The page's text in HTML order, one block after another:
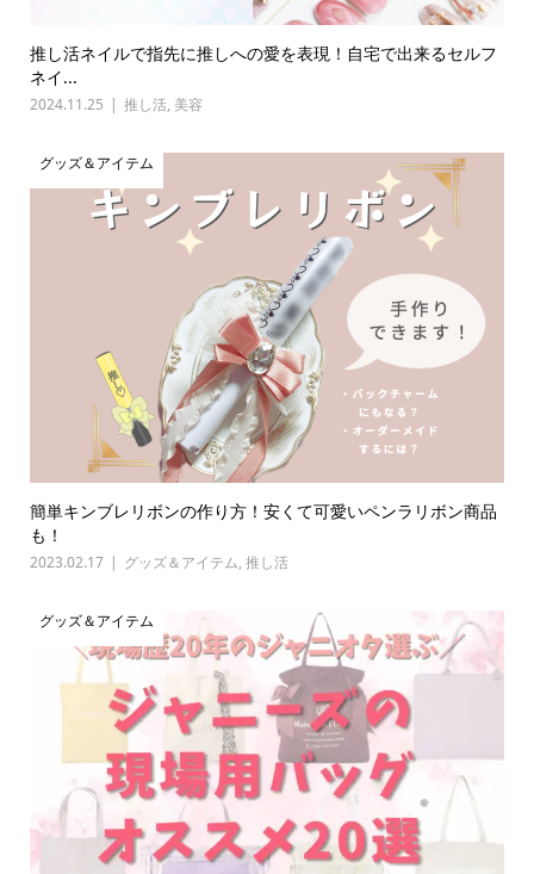
推し活ネイルで指先に推しへの愛を表現！自宅で出来るセルフ
ネイ...
2024.11.25 推し活, 美容
グッズ＆アイテム
簡単キンブレリボンの作り方！安くて可愛いペンラリボン商品
も！
2023.02.17 グッズ＆アイテム, 推し活
グッズ＆アイテム